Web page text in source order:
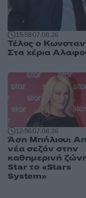
15:5807.08.26
Τέλος ο
Στα χέρια
12:5607.08.26
Άση Μπήλιου:
νέα σεζόν στην
καθημερινή
Star το «Stars
System»